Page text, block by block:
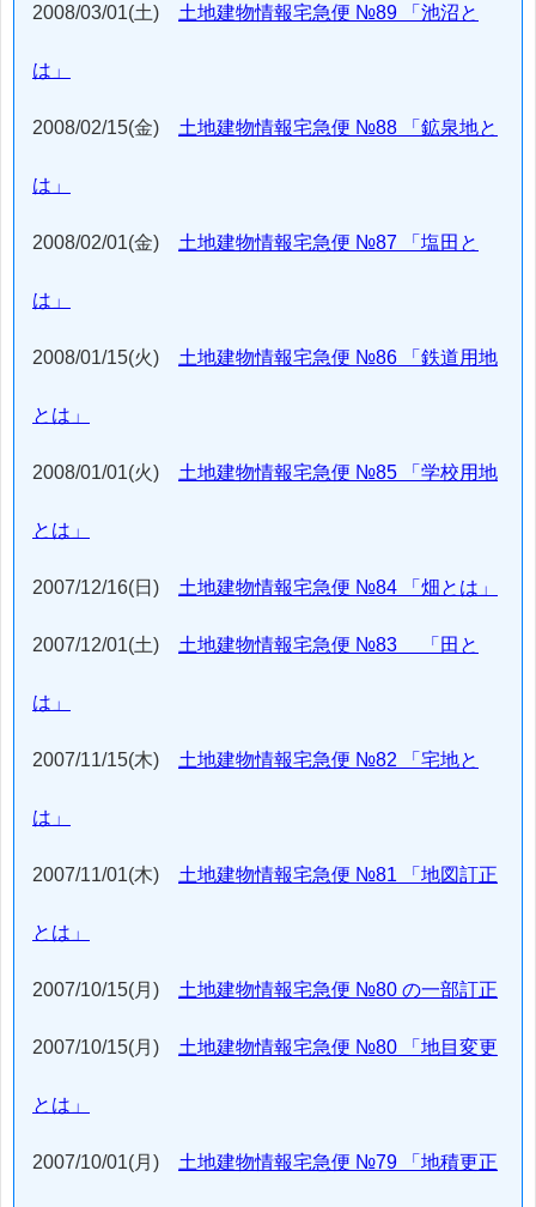
2008/03/01(土) 土地建物情報宅急便 №89 「池沼と
は」
2008/02/15(金) 土地建物情報宅急便 №88 「鉱泉地と
は」
2008/02/01(金) 土地建物情報宅急便 №87 「塩田と
は」
2008/01/15(火) 土地建物情報宅急便 №86 「鉄道用地
とは」
2008/01/01(火) 土地建物情報宅急便 №85 「学校用地
とは」
2007/12/16(日) 土地建物情報宅急便 №84 「畑とは」
2007/12/01(土) 土地建物情報宅急便 №83 「田と
は」
2007/11/15(木) 土地建物情報宅急便 №82 「宅地と
は」
2007/11/01(木) 土地建物情報宅急便 №81 「地図訂正
とは」
2007/10/15(月) 土地建物情報宅急便 №80 の一部訂正
2007/10/15(月) 土地建物情報宅急便 №80 「地目変更
とは」
2007/10/01(月) 土地建物情報宅急便 №79 「地積更正